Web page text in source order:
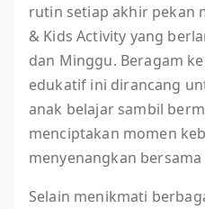
rutin setiap akhir pekan
& Kids Activity yang
dan Minggu. Beragam
edukatif ini dirancang
anak belajar sambil
menciptakan momen
menyenangkan
Selain menikmati